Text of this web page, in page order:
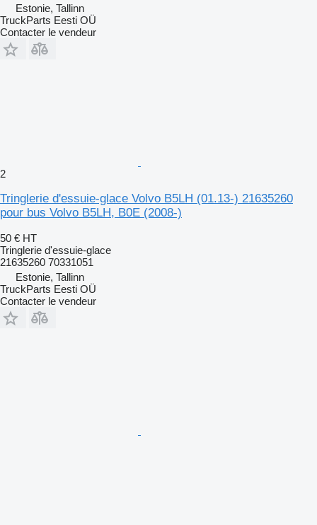
Estonie, Tallinn
TruckParts Eesti OÜ
Contacter le vendeur
2
Tringlerie d'essuie-glace Volvo B5LH (01.13-) 21635260
pour bus Volvo B5LH, B0E (2008-)
50 € HT
Tringlerie d'essuie-glace
21635260 70331051
Estonie, Tallinn
TruckParts Eesti OÜ
Contacter le vendeur